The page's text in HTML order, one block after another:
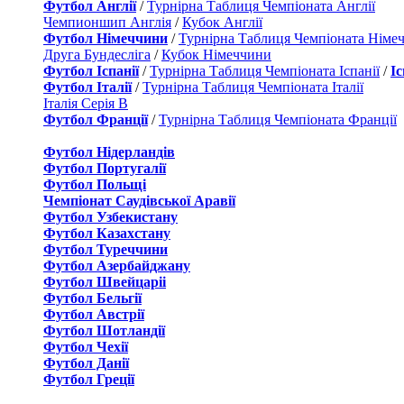
Футбол Англії/Турнірна Таблиця Чемпіоната Англії
Чемпионшип Англія /Кубок Англії
Футбол Німеччини /Турнірна Таблиця Чемпіоната
Друга Бундесліга /Кубок Німеччини
Футбол Іспанії/Турнірна Таблиця Чемпіоната Іспанії/
Футбол Італії/Турнірна Таблиця Чемпіоната Італії
Італія Серія B
Футбол Франції/Турнірна Таблиця Чемпіоната Франції
Футбол Нідерландiв
Футбол Португалії
Футбол Польщі
Чемпіонат Саудівської Аравії
Футбол Узбекистану
Футбол Казахстану
Футбол Туреччини
Футбол Азербайджану
Футбол Швейцаріі
Футбол Бельгії
Футбол Австрії
Футбол Шотландії
Футбол Чехії
Футбол Данії
Футбол Греції